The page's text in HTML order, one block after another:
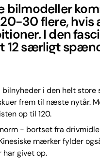
bilmodeller
30 flere, hvis
I den
12 særligt
bilnyheder i den helt
frem til næste nytår.
op til 120.
- bortset fra
mærker fylder
givet op.